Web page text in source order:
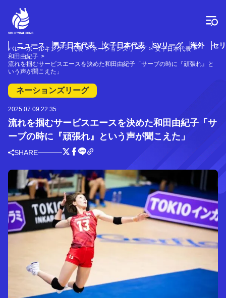
ニュース 男子日本代表 女子日本代表 SVリーグ 海外 セ
バレーボールキング 代表 ネーションズリーグ
女子日本代表
和田由紀子
流れを掴むサービスエースを決めた和田由紀子「サーブの時に『頑張れ』と
いう声が聞こえた」
ネーションズリーグ
2025.07.09 22:35
流れを掴むサービスエースを決めた和田由紀子「サ
ーブの時に『頑張れ』という声が聞こえた」
SHARE